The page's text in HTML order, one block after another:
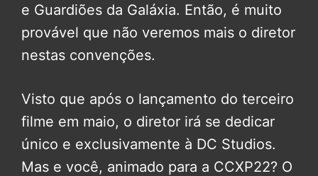
e Guardiões da Galáxia. Então, é muito
provável que não veremos mais o diretor
nestas convenções.
Visto que após o lançamento do terceiro
filme em maio, o diretor irá se dedicar
único e exclusivamente à DC Studios.
Mas e você, animado para a CCXP22? O